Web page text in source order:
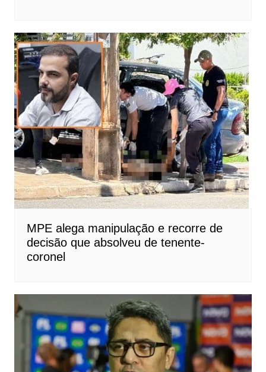
MPE alega manipulação e recorre de
decisão que absolveu de tenente-
coronel